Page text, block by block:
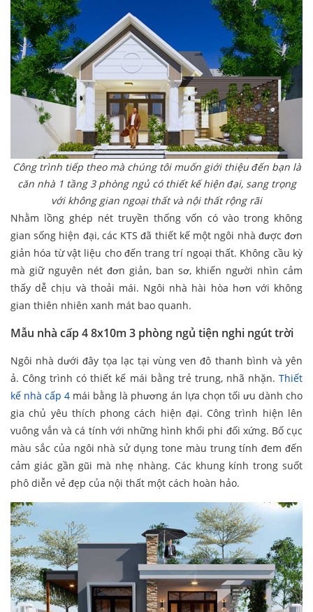
Công trình tiếp theo mà chúng tôi muốn giới thiệu đến bạn là
căn nhà 1 tầng 3 phòng ngủ có thiết kế hiện đại, sang trọng
với không gian ngoại thất và nội thất rộng rãi
Nhằm lồng ghép nét truyền thống vốn có vào trong không
gian sống hiện đại, các KTS đã thiết kế một ngôi nhà được đơn
giản hóa từ vật liệu cho đến trang trí ngoại thất. Không cầu kỳ
mà giữ nguyên nét đơn giản, ban sơ, khiến người nhìn cảm
thấy dễ chịu và thoải mái. Ngôi nhà hài hòa hơn với không
gian thiên nhiên xanh mát bao quanh.
Mẫu nhà cấp 4 8x10m 3 phòng ngủ tiện nghi ngút trời
Ngôi nhà dưới đây tọa lạc tại vùng ven đô thanh bình và yên
ả. Công trình có thiết kế mái bằng trẻ trung, nhã nhặn. Thiết
kế nhà cấp 4 mái bằng là phương án lựa chọn tối ưu dành cho
gia chủ yêu thích phong cách hiện đại. Công trình hiện lên
vuông vắn và cá tính với những hình khối phi đối xứng. Bố cục
màu sắc của ngôi nhà sử dụng tone màu trung tính đem đến
cảm giác gần gũi mà nhẹ nhàng. Các khung kính trong suốt
phô diễn vẻ đẹp của nội thất một cách hoàn hảo.